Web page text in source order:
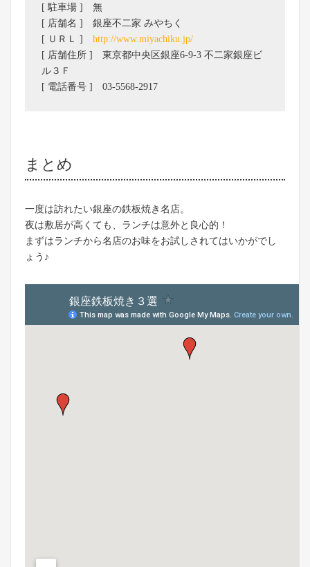
[ 駐車場 ] 無
[ 店舗名 ] 銀座不二家 みやちく
[ ＵＲＬ ] http://www.miyachiku.jp/
[ 店舗住所 ] 東京都中央区銀座6-9-3 不二家銀座ビ
ル３Ｆ
[ 電話番号 ] 03-5568-2917
まとめ
一度は訪れたい銀座の鉄板焼き名店。
夜は敷居が高くても、ランチは意外と良心的！
まずはランチから名店のお味をお試しされてはいかがでし
ょう♪